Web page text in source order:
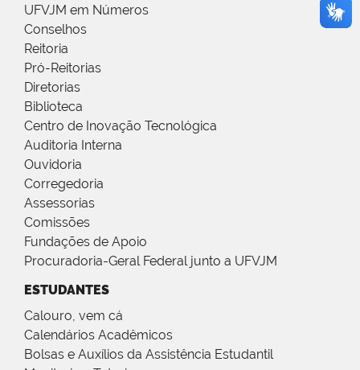
UFVJM em Números
Conselhos
Reitoria
Pró-Reitorias
Diretorias
Biblioteca
Centro de Inovação Tecnológica
Auditoria Interna
Ouvidoria
Corregedoria
Assessorias
Comissões
Fundações de Apoio
Procuradoria-Geral Federal junto a UFVJM
ESTUDANTES
Calouro, vem cá
Calendários Acadêmicos
Bolsas e Auxílios da Assistência Estudantil